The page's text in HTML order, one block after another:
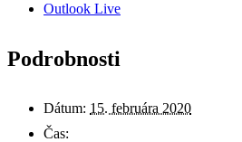
Outlook Live
Podrobnosti
Dátum: 15. februára 2020
Čas: